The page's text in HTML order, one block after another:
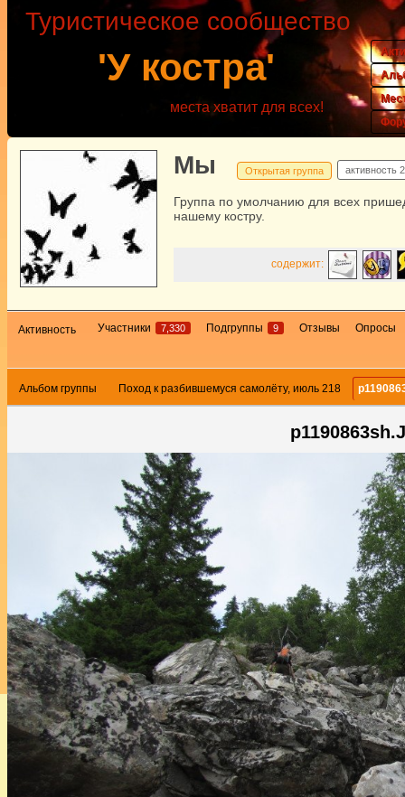
'У костра'
Туристическое сообщество
места хватит для всех!
Мы Открытая группа активность
Группа по умолчанию для всех
нашему костру.
содержит:
Активность Участники 7,330 Подгруппы 9 Отзывы Опросы
Альбом группы Поход к разбившемуся самолёту, июль 218